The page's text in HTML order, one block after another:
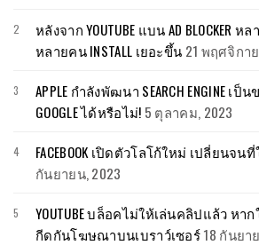
หลังจาก YOUTUBE แบน AD BLOCKER ห
หลายคน INSTALL เยอะขึ้น 21 พฤศจิกา
APPLE กำลังพัฒนา SEARCH ENGINE เป็
GOOGLE ได้หรือไม่! 5 ตุลาคม, 2023
FACEBOOK เปิดตัวโลโก้ใหม่ เปลี่ยนจน
กันยายน, 2023
YOUTUBE บล็อคไม่ให้เล่นคลิปแล้ว หากใช้
กีดกันโฆษณาบนเบราว์เซอร์18 กันยา